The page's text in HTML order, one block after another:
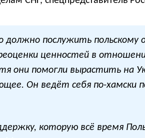
должно послужить
ценностей в
они помогли вырастить на
Он ведёт себя по-хамски
которую всё время